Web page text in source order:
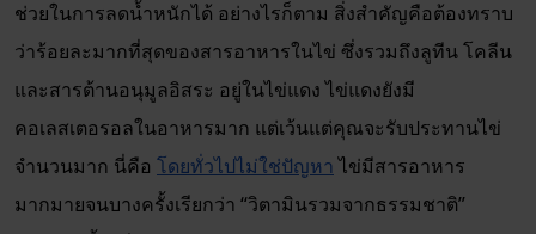
ช่วยในการลดน้ำหนักได้ อย่างไรก็ตาม สิ่งสำคัญคือต้องทราบ
ว่าร้อยละมากที่สุดของสารอาหารในไข่ ซึ่งรวมถึงลูทีน โคลีน
และสารต้านอนุมูลอิสระ อยู่ในไข่แดง ไข่แดงยังมี
คอเลสเตอรอลในอาหารมาก แต่เว้นแต่คุณจะรับประทานไข่
จำนวนมาก นี่คือ โดยทั่วไปไม่ใช่ปัญหาไข่มีสารอาหาร
มากมายจนบางครั้งเรียกว่า “วิตามินรวมจากธรรมชาติ”